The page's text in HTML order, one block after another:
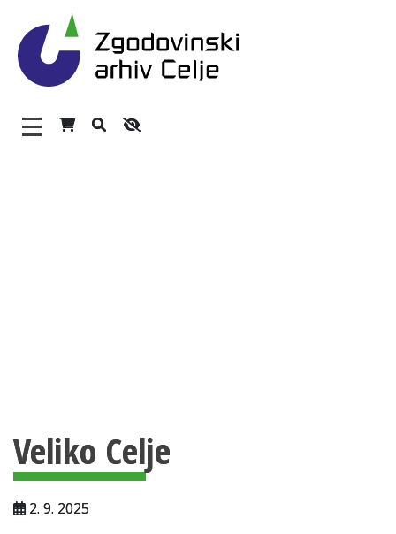
Zgodovinski arhiv Celje –
Glavni meni
Vloga za upravne namene
Vloga za čitalnico
Veliko Celje
2. 9. 2025